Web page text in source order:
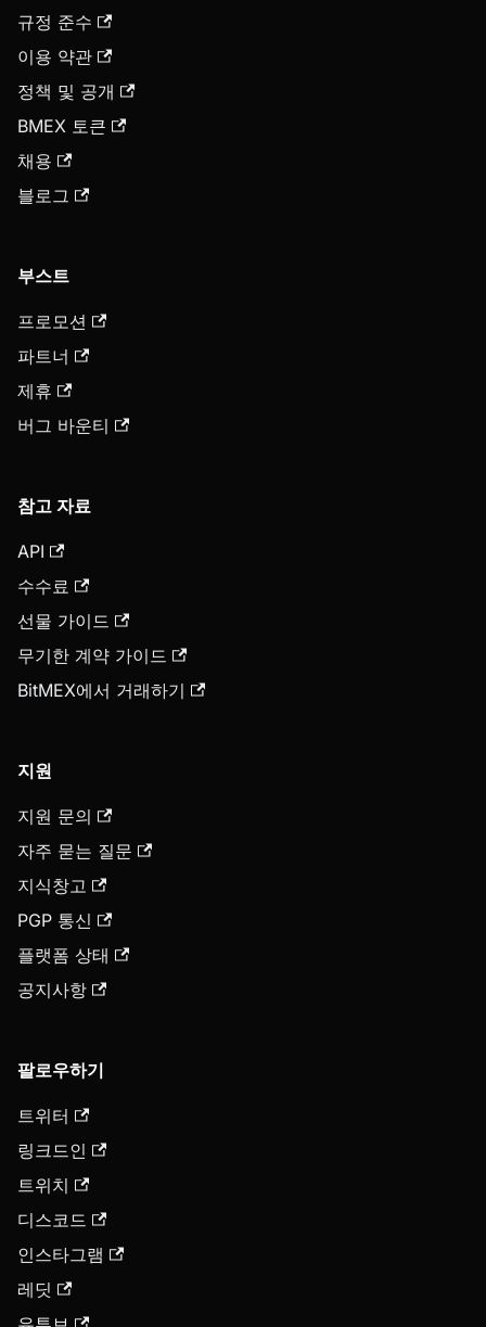
규정 준수
이용 약관
정책 및 공개
BMEX 토큰
채용
블로그
부스트
프로모션
파트너
제휴
버그 바운티
참고 자료
API
수수료
선물 가이드
무기한 계약 가이드
BitMEX에서 거래하기
지원
지원 문의
자주 묻는 질문
지식창고
PGP 통신
플랫폼 상태
공지사항
팔로우하기
트위터
링크드인
트위치
디스코드
인스타그램
레딧